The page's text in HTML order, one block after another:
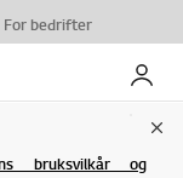
For bedrifter
My LG
bruksvilkår og